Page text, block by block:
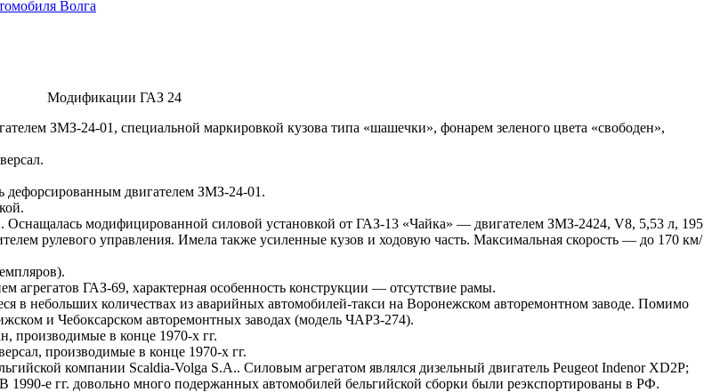
Волга
Модификации ГАЗ 24
ЗМЗ-24-01, специальной маркировкой кузова типа «шашечки», фонарем зеленого цвета «свободен»,
дефорсированным двигателем ЗМЗ-24-01.
модифицированной силовой установкой от ГАЗ-13 «Чайка» — двигателем ЗМЗ-2424, V8, 5,53 л, 195
рулевого управления. Имела также усиленные кузов и ходовую часть. Максимальная скорость — до 170 км/
агрегатов ГАЗ-69, характерная особенность конструкции — отсутствие рамы.
в небольших количествах из аварийных автомобилей-такси на Воронежском авторемонтном заводе. Помимо
и Чебоксарском авторемонтных заводах (модель ЧАРЗ-274).
производимые в конце 1970-х гг.
производимые в конце 1970-х гг.
компании Scaldia-Volga S.A.. Силовым агрегатом являлся дизельный двигатель Peugeot Indenor XD2P;
е гг. довольно много подержанных автомобилей бельгийской сборки были реэкспортированы в РФ.